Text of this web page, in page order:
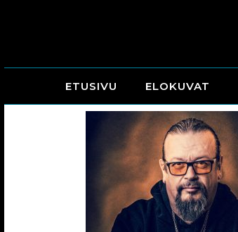
ETUSIVU ELOKUVAT